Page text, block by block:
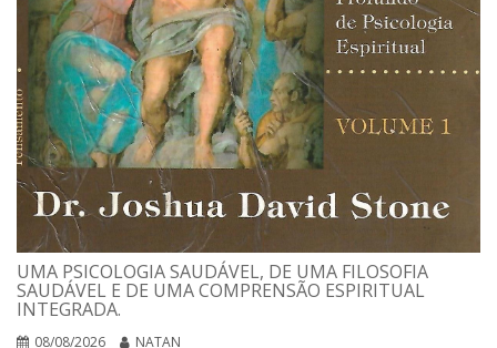
UMA PSICOLOGIA SAUDÁVEL, DE UMA FILOSOFIA
SAUDÁVEL E DE UMA COMPRENSÃO ESPIRITUAL
INTEGRADA.
08/08/2026 NATAN